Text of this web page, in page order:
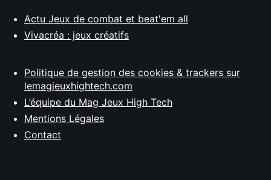
Actu Jeux de combat et beat'em all
Vivacréa : jeux créatifs
Politique de gestion des cookies & trackers sur
lemagjeuxhightech.com
L’équipe du Mag Jeux High Tech
Mentions Légales
Contact